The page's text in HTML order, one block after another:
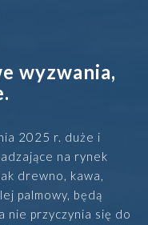
wyzwania,
2025 r. duże i
na rynek
drewno, kawa,
palmowy, będą
nie przyczynia się do